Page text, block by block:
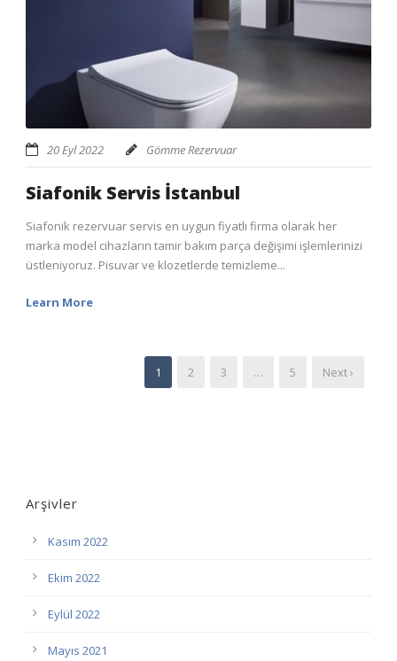
20 Eyl 2022 Gömme Rezervuar
Siafonik Servis İstanbul
Siafonik rezervuar servis en uygun fiyatlı firma olarak her
marka model cihazların tamir bakım parça değişimi işlemlerinizi
üstleniyoruz. Pisuvar ve klozetlerde temizleme...
Learn More
1 2 3 … 5 Next ›
Arşivler
Kasım 2022
Ekim 2022
Eylül 2022
Mayıs 2021